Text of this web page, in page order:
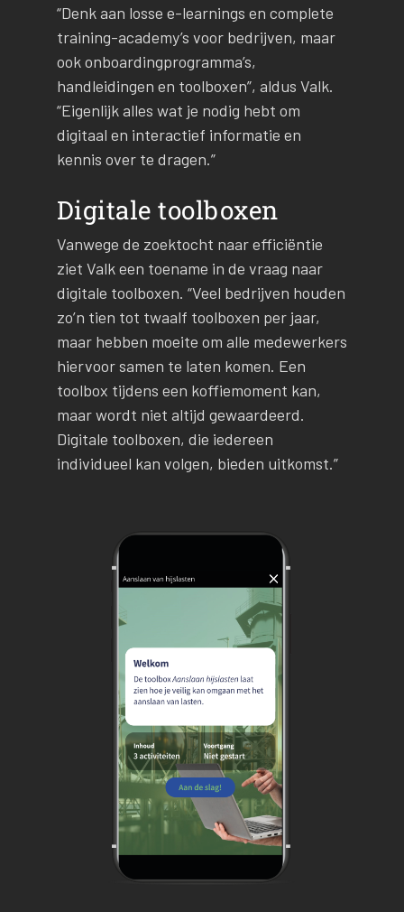
“Denk aan losse e-learnings en complete
training-academy’s voor bedrijven, maar
ook onboardingprogramma’s,
handleidingen en toolboxen”, aldus Valk.
“Eigenlijk alles wat je nodig hebt om
digitaal en interactief informatie en
kennis over te dragen.”
Digitale toolboxen
Vanwege de zoektocht naar efficiëntie
ziet Valk een toename in de vraag naar
digitale toolboxen. “Veel bedrijven houden
zo’n tien tot twaalf toolboxen per jaar,
maar hebben moeite om alle medewerkers
hiervoor samen te laten komen. Een
toolbox tijdens een koffiemoment kan,
maar wordt niet altijd gewaardeerd.
Digitale toolboxen, die iedereen
individueel kan volgen, bieden uitkomst.”